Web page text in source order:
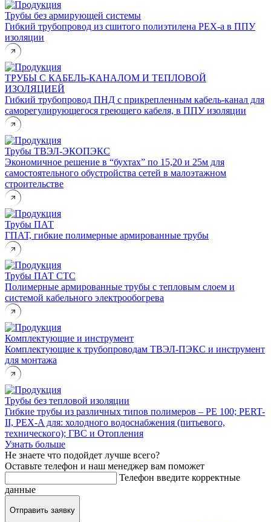
Трубы без армирующей системы
Гибкий трубопровод из сшитого полиэтилена PEX-a в ППУ
изоляции
ТРУБЫ С КАБЕЛЬ-КАНАЛОМ И ТЕПЛОВОЙ
ИЗОЛЯЦИЕЙ
Гибкий трубопровод ПНД с прикрепленным кабель-канал для
саморегулирующегося греющего кабеля, в ППУ изоляции
Трубы ТВЭЛ-ЭКОПЭКС
Экономичное решение в “бухтах” по 15,20 и 25м для
самостоятельного обустройства сетей в малоэтажном
строительстве
Трубы ПАТ
ГПАТ, гибкие полимерные армированные трубы
Трубы ПАТ СТС
Полимерные армированные трубы с тепловым слоем и
системой кабельного электрообогрева
Комплектующие и инструмент
Комплектующие к трубопроводам ТВЭЛ-ПЭКС и инструмент
для монтажа
Трубы без тепловой изоляции
Гибкие трубы из различных типов полимеров – PE 100; PERT-
II, PEX-A для: холодного водоснабжения (питьевого,
технического); ГВС и Отопления
Узнать больше
Не знаете что подойдет лучше всего?
Оставьте телефон и наш менеджер вам поможет
Телефон введите корректные
данные
Отправить заявку